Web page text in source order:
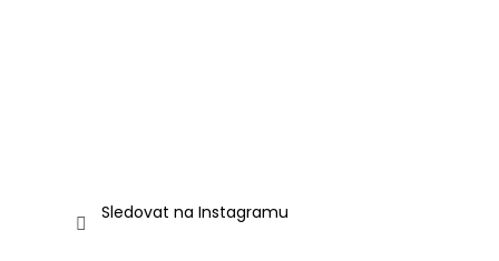
Sledovat na Instagramu